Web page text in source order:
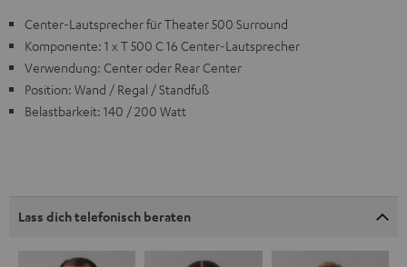
Center-Lautsprecher für Theater 500 Surround
Komponente: 1 x T 500 C 16 Center-Lautsprecher
Verwendung: Center oder Rear Center
Position: Wand / Regal / Standfuß
Belastbarkeit: 140 / 200 Watt
Lass dich telefonisch beraten